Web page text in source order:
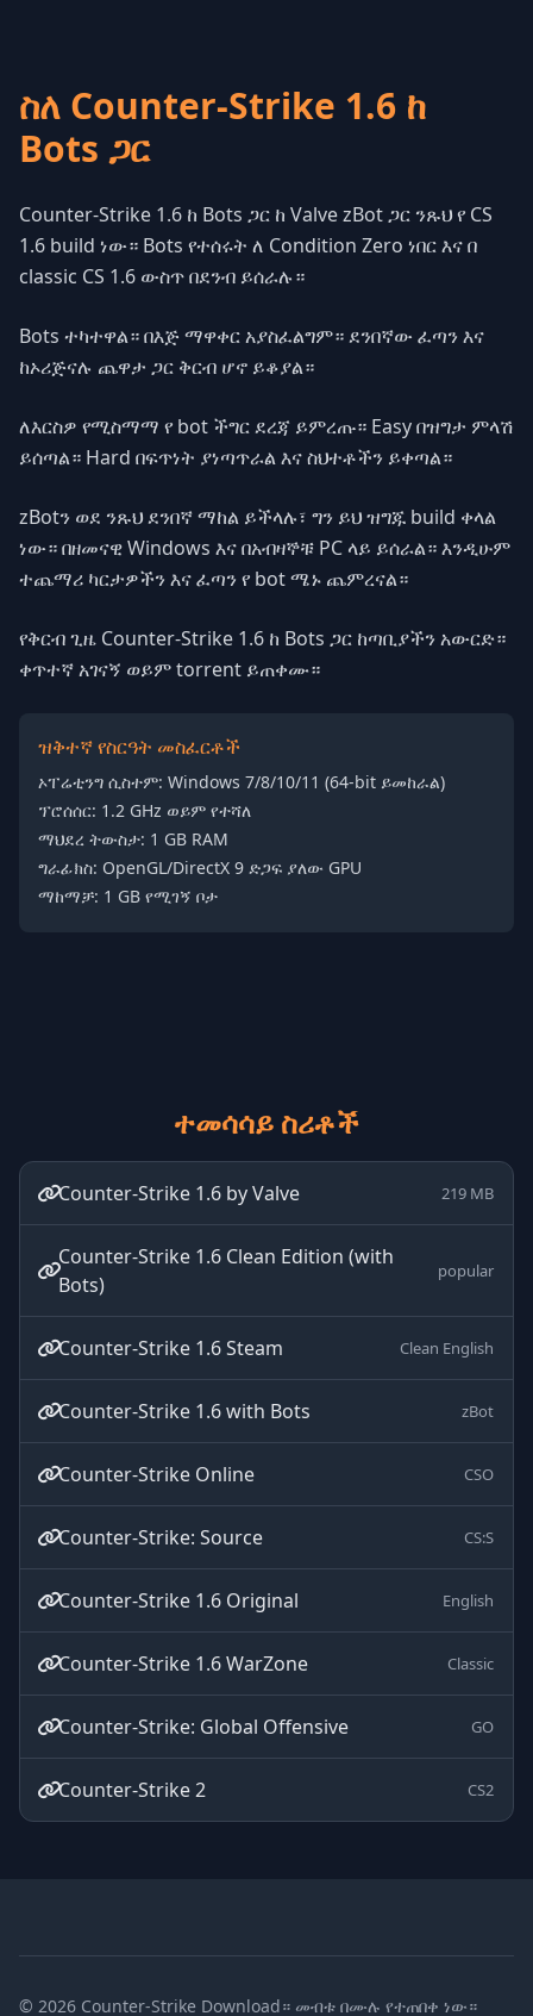
ስለ Counter-Strike 1.6 ከ
Bots ጋር
Counter-Strike 1.6 ከ Bots ጋር ከ Valve zBot ጋር ንጹህ የ CS
1.6 build ነው። Bots የተሰሩት ለ Condition Zero ነበር እና በ
classic CS 1.6 ውስጥ በደንብ ይሰራሉ።
Bots ተካተዋል። በእጅ ማዋቀር አያስፈልግም። ደንበኛው ፈጣን እና
ከኦሪጅናሉ ጨዋታ ጋር ቅርብ ሆኖ ይቆያል።
ለእርስዎ የሚስማማ የ bot ችግር ደረጃ ይምረጡ። Easy በዝግታ ምላሽ
ይሰጣል። Hard በፍጥነት ያነጣጥራል እና ስህተቶችን ይቀጣል።
zBotን ወደ ንጹህ ደንበኛ ማከል ይችላሉ፣ ግን ይህ ዝግጁ build ቀላል
ነው። በዘመናዊ Windows እና በአብዛኞቹ PC ላይ ይሰራል። እንዲሁም
ተጨማሪ ካርታዎችን እና ፈጣን የ bot ሜኑ ጨምረናል።
የቅርብ ጊዜ Counter-Strike 1.6 ከ Bots ጋር ከጣቢያችን አውርድ።
ቀጥተኛ አገናኝ ወይም torrent ይጠቀሙ።
ዝቅተኛ የስርዓት መስፈርቶች
ኦፐሬቲንግ ሲስተም: Windows 7/8/10/11 (64-bit ይመከራል)
ፕሮሰሰር: 1.2 GHz ወይም የተሻለ
ማህደረ ትውስታ: 1 GB RAM
ግራፊክስ: OpenGL/DirectX 9 ድጋፍ ያለው GPU
ማከማቻ: 1 GB የሚገኝ ቦታ
ተመሳሳይ ስሪቶች
Counter-Strike 1.6 by Valve 219 MB
Counter-Strike 1.6 Clean Edition (with
Bots)
popular
Counter-Strike 1.6 Steam Clean English
Counter-Strike 1.6 with Bots zBot
Counter-Strike Online CSO
Counter-Strike: Source CS:S
Counter-Strike 1.6 Original English
Counter-Strike 1.6 WarZone Classic
Counter-Strike: Global Offensive GO
Counter-Strike 2 CS2
© 2026 Counter-Strike Download። መብቱ በሙሉ የተጠበቀ ነው።